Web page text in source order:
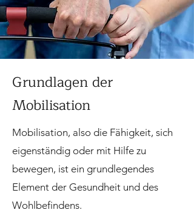
Grundlagen der
Mobilisation
Mobilisation, also die Fähigkeit, sich
eigenständig oder mit Hilfe zu
bewegen, ist ein grundlegendes
Element der Gesundheit und des
Wohlbefindens.